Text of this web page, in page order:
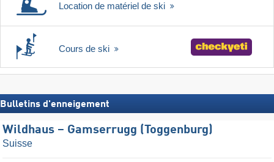
Location de matériel de ski
Cours de ski
Bulletins d'enneigement
Wildhaus – Gamserrugg (Toggenburg)
Suisse